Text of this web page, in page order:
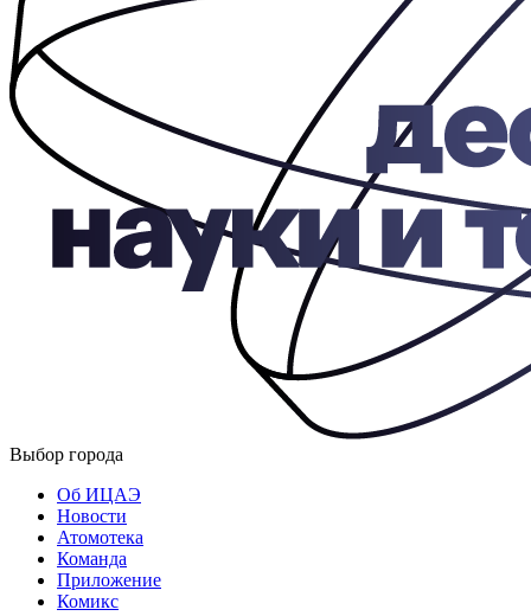
Выбор города
Об ИЦАЭ
Новости
Атомотека
Команда
Приложение
Комикс